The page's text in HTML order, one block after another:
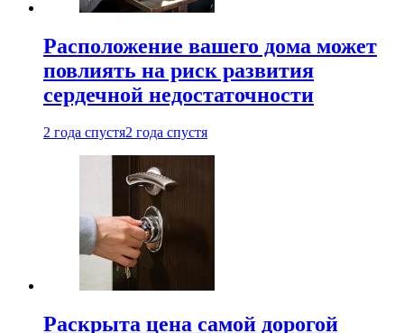
Расположение вашего дома может
повлиять на риск развития
сердечной недостаточности
2 года спустя2 года спустя
Раскрыта цена самой дорогой